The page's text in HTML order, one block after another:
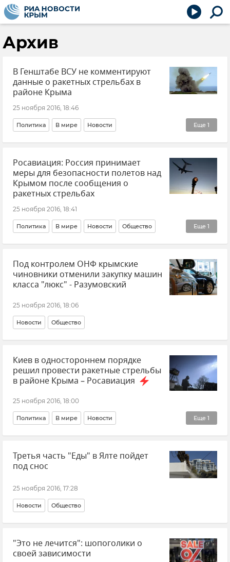
Архив
В Генштабе ВСУ не комментируют
данные о ракетных стрельбах в
районе Крыма
25 ноября 2016, 18:46
Еще 1
Политика В мире Новости
Ракетные учения Украины в районе Крыма
Росавиация: Россия принимает
меры для безопасности полетов над
Крымом после сообщения о
ракетных стрельбах
25 ноября 2016, 18:41
Еще 1
Политика В мире Новости Общество
Ракетные учения Украины в районе Крыма
Под контролем ОНФ крымские
чиновники отменили закупку машин
класса "люкс" - Разумовский
25 ноября 2016, 18:06
Новости Общество
Киев в одностороннем порядке
решил провести ракетные стрельбы
в районе Крыма – Росавиация
25 ноября 2016, 18:00
Еще 1
Политика В мире Новости
Ракетные учения Украины в районе Крыма
Третья часть "Еды" в Ялте пойдет
под снос
25 ноября 2016, 17:28
Новости Общество
"Это не лечится": шопоголики о
своей зависимости